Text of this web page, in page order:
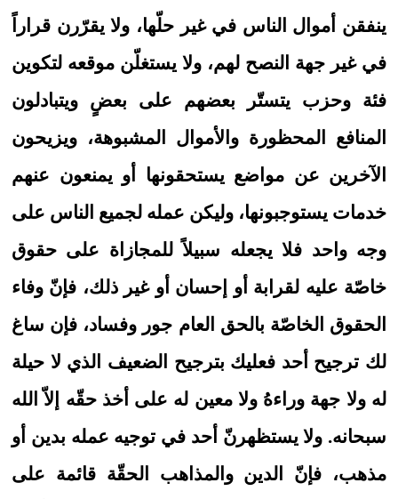
ينفقن أموال الناس في غير حلّها، ولا يقرّرن قراراً
في غير جهة النصح لهم، ولا يستغلّن موقعه لتكوين
فئة وحزب يتستّر بعضهم على بعضٍ ويتبادلون
المنافع المحظورة والأموال المشبوهة، ويزيحون
الآخرين عن مواضع يستحقونها أو يمنعون عنهم
خدمات يستوجبونها، وليكن عمله لجميع الناس على
وجه واحد فلا يجعله سبيلاً للمجازاة على حقوق
خاصّة عليه لقرابة أو إحسان أو غير ذلك، فإنّ وفاء
الحقوق الخاصّة بالحق العام جور وفساد، فإن ساغ
لك ترجيح أحد فعليك بترجيح الضعيف الذي لا حيلة
له ولا جهة وراءهُ ولا معين له على أخذ حقّه إلاّ الله
سبحانه. ولا يستظهرنّ أحد في توجيه عمله بدين أو
مذهب، فإنّ الدين والمذاهب الحقّة قائمة على